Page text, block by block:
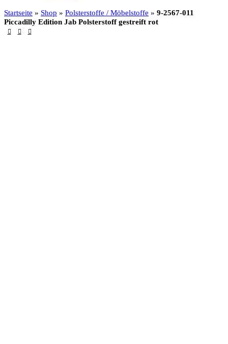
Startseite » Shop » Polsterstoffe / Möbelstoffe » 9-2567-011
Piccadilly Edition Jab Polsterstoff gestreift rot